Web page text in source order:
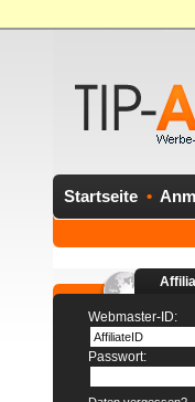
Startseite •
Webmaster-ID:
Passwort: